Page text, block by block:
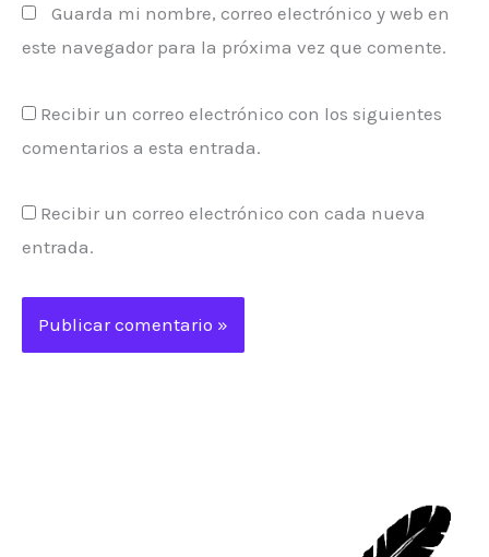
Guarda mi nombre, correo electrónico y web en
este navegador para la próxima vez que comente.
Recibir un correo electrónico con los siguientes
comentarios a esta entrada.
Recibir un correo electrónico con cada nueva
entrada.